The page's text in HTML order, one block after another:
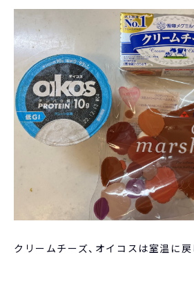
クリームチーズ、オイコスは室温に戻